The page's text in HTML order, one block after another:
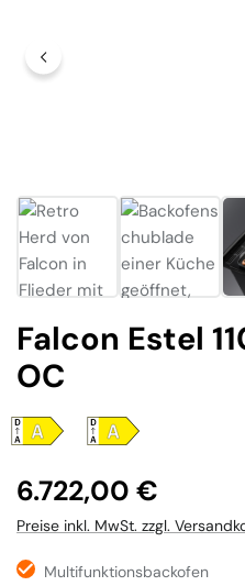
Falcon Estel
OC
Regulärer Preis:
6.722,00 €
Preise inkl. MwSt. zzgl.
Multifunktionsbackofen